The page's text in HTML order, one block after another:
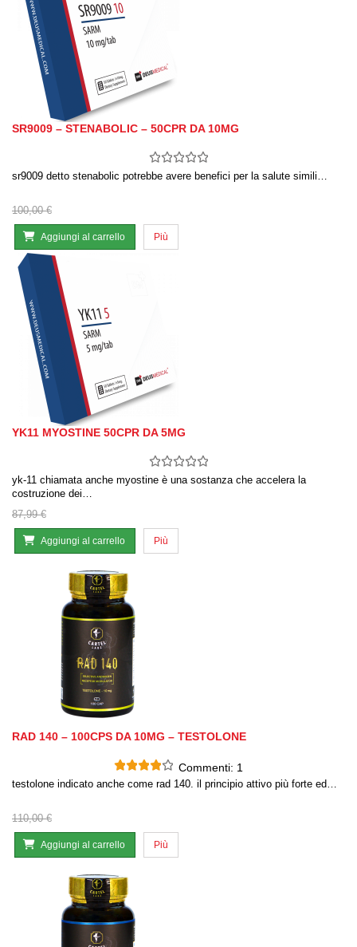
SR9009 – STENABOLIC – 50CPR DA 10MG
sr9009 detto stenabolic potrebbe avere benefici per la salute simili…
100,00 €
Aggiungi al carrello Più
YK11 MYOSTINE 50CPR DA 5MG
yk-11 chiamata anche myostine è una sostanza che accelera la
costruzione dei…
87,99 €
Aggiungi al carrello Più
RAD 140 – 100CPS DA 10MG – TESTOLONE
Commenti: 1
testolone indicato anche come rad 140. il principio attivo più forte ed…
110,00 €
Aggiungi al carrello Più